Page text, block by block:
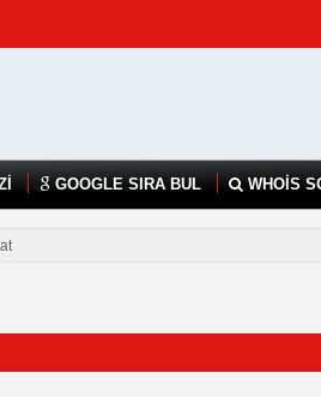
GOOGLE SIRA BUL WHOİS